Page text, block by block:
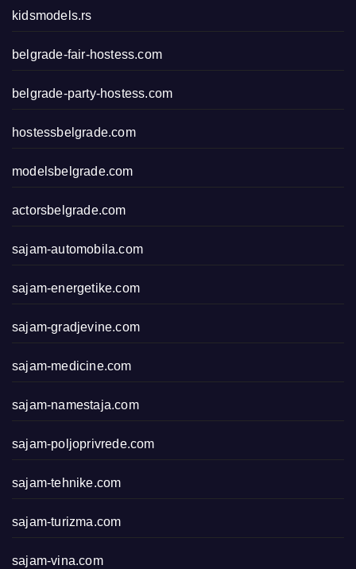
kidsmodels.rs
belgrade-fair-hostess.com
belgrade-party-hostess.com
hostessbelgrade.com
modelsbelgrade.com
actorsbelgrade.com
sajam-automobila.com
sajam-energetike.com
sajam-gradjevine.com
sajam-medicine.com
sajam-namestaja.com
sajam-poljoprivrede.com
sajam-tehnike.com
sajam-turizma.com
sajam-vina.com